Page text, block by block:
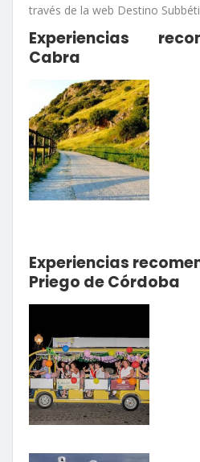
través de la web Destino
Experiencias
Cabra
Experiencias
Priego de Córdoba